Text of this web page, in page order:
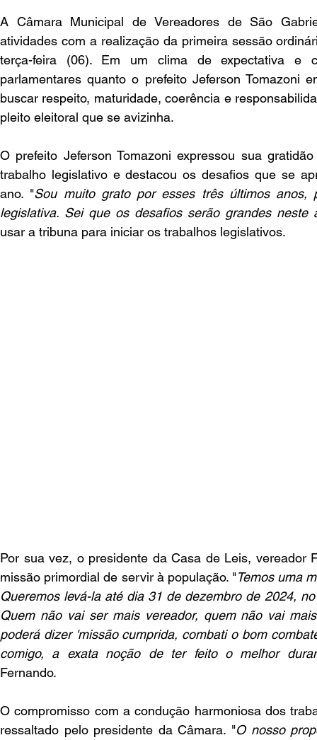
A Câmara Municipal de Vereadores de São
atividades com a realização da primeira sessão
terça-feira (06). Em um clima de expectativa e
parlamentares quanto o prefeito Jeferson Tomazoni
buscar respeito, maturidade, coerência e
pleito eleitoral que se avizinha.
O prefeito Jeferson Tomazoni expressou sua
trabalho legislativo e destacou os desafios que se
ano. "Sou muito grato por esses três últimos anos,
legislativa. Sei que os desafios serão grandes neste
usar a tribuna para iniciar os trabalhos legislativos.
Por sua vez, o presidente da Casa de Leis, vereador
missão primordial de servir à população. "Temos uma
Queremos levá-la até dia 31 de dezembro de 2024,
Quem não vai ser mais vereador, quem não vai
poderá dizer 'missão cumprida, combati o bom
comigo, a exata noção de ter feito o melhor
Fernando.
O compromisso com a condução harmoniosa dos
ressaltado pelo presidente da Câmara. "O nosso